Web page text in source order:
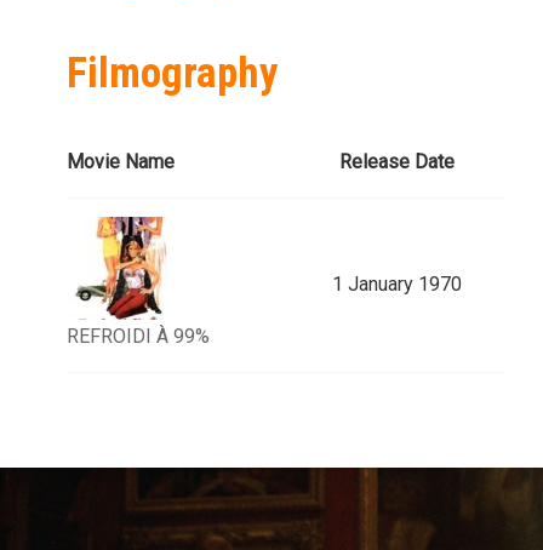
Filmography
Movie Name Release Date
REFROIDI À 99%
1 January 1970